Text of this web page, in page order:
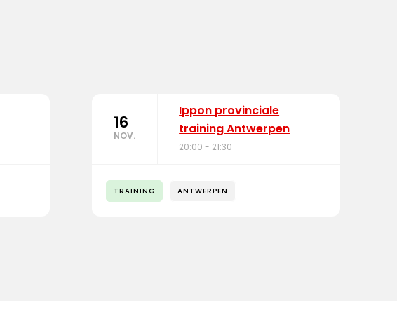
16
NOV.
Ippon provinciale
training Antwerpen
20:00 - 21:30
TRAINING ANTWERPEN